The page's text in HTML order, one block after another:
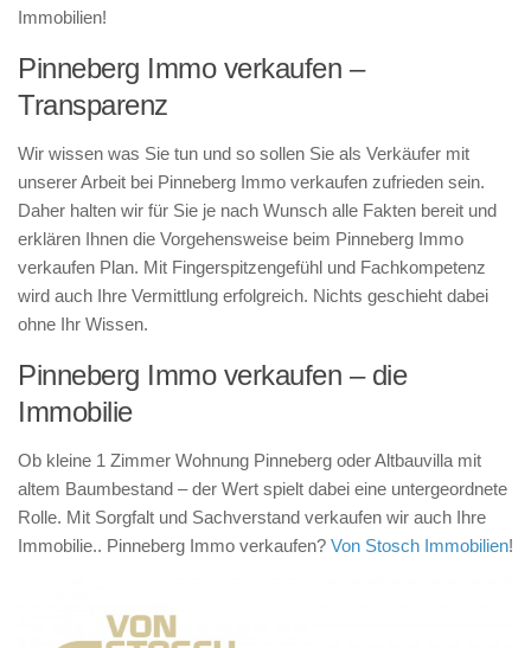
Immobilien!
Pinneberg Immo verkaufen –
Transparenz
Wir wissen was Sie tun und so sollen Sie als Verkäufer mit
unserer Arbeit bei Pinneberg Immo verkaufen zufrieden sein.
Daher halten wir für Sie je nach Wunsch alle Fakten bereit und
erklären Ihnen die Vorgehensweise beim Pinneberg Immo
verkaufen Plan. Mit Fingerspitzengefühl und Fachkompetenz
wird auch Ihre Vermittlung erfolgreich. Nichts geschieht dabei
ohne Ihr Wissen.
Pinneberg Immo verkaufen – die
Immobilie
Ob kleine 1 Zimmer Wohnung Pinneberg oder Altbauvilla mit
altem Baumbestand – der Wert spielt dabei eine untergeordnete
Rolle. Mit Sorgfalt und Sachverstand verkaufen wir auch Ihre
Immobilie.. Pinneberg Immo verkaufen? Von Stosch Immobilien!